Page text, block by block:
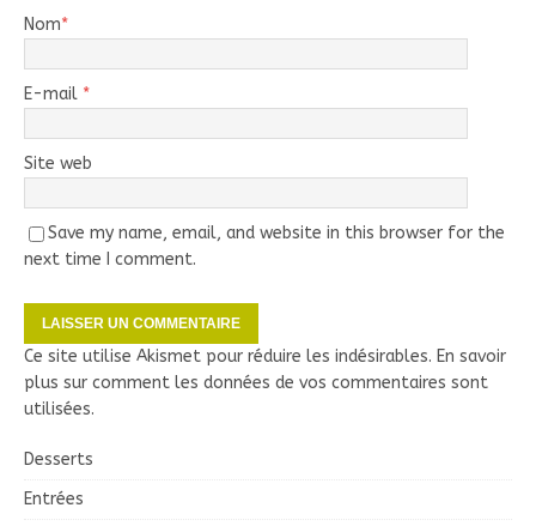
Nom*
E-mail *
Site web
Save my name, email, and website in this browser for the
next time I comment.
Ce site utilise Akismet pour réduire les indésirables. En savoir
plus sur comment les données de vos commentaires sont
utilisées.
Desserts
Entrées